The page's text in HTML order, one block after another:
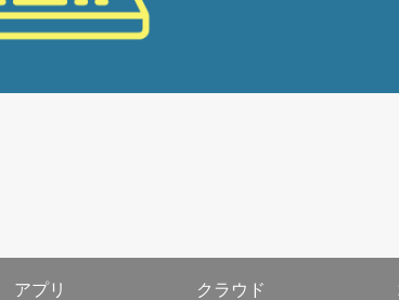
アプリ クラウド